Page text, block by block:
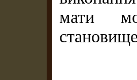
мати